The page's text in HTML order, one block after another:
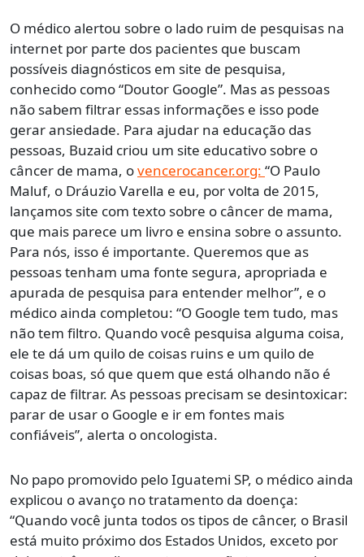
O médico alertou sobre o lado ruim de pesquisas na
internet por parte dos pacientes que buscam
possíveis diagnósticos em site de pesquisa,
conhecido como “Doutor Google”. Mas as pessoas
não sabem filtrar essas informações e isso pode
gerar ansiedade. Para ajudar na educação das
pessoas, Buzaid criou um site educativo sobre o
câncer de mama, ovencerocancer.org: “O Paulo
Maluf, o Dráuzio Varella e eu, por volta de 2015,
lançamos site com texto sobre o câncer de mama,
que mais parece um livro e ensina sobre o assunto.
Para nós, isso é importante. Queremos que as
pessoas tenham uma fonte segura, apropriada e
apurada de pesquisa para entender melhor”, e o
médico ainda completou: “O Google tem tudo, mas
não tem filtro. Quando você pesquisa alguma coisa,
ele te dá um quilo de coisas ruins e um quilo de
coisas boas, só que quem que está olhando não é
capaz de filtrar. As pessoas precisam se desintoxicar:
parar de usar o Google e ir em fontes mais
confiáveis”, alerta o oncologista.
No papo promovido pelo Iguatemi SP, o médico ainda
explicou o avanço no tratamento da doença:
“Quando você junta todos os tipos de câncer, o Brasil
está muito próximo dos Estados Unidos, exceto por